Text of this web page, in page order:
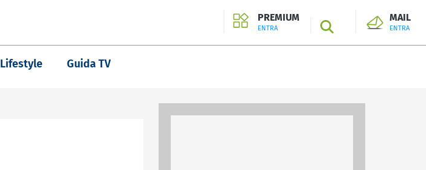
PREMIUM
ENTRA SEARCH
MAIL
ENTRA
Lifestyle Guida TV